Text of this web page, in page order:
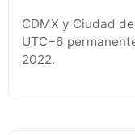
CDMX y Ciudad
UTC−6
2022.